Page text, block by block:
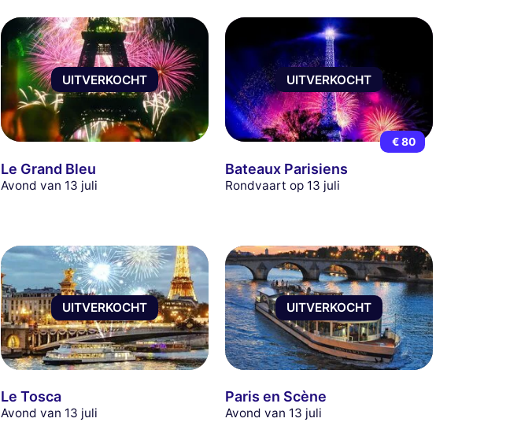
UITVERKOCHT
Le Grand Bleu
Avond van 13 juli
UITVERKOCHT
€ 80
Bateaux Parisiens
Rondvaart op 13 juli
UITVERKOCHT
Le Tosca
Avond van 13 juli
UITVERKOCHT
Paris en Scène
Avond van 13 juli